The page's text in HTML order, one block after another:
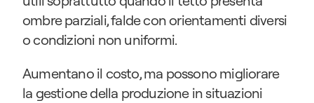
ombre parziali, falde con orientamenti diversi
o condizioni non uniformi.
Aumentano il costo, ma possono migliorare
la gestione della produzione in situazioni